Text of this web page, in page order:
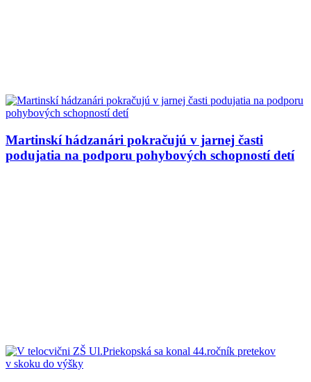
Martinskí hádzanári pokračujú v jarnej časti
podujatia na podporu pohybových schopností detí